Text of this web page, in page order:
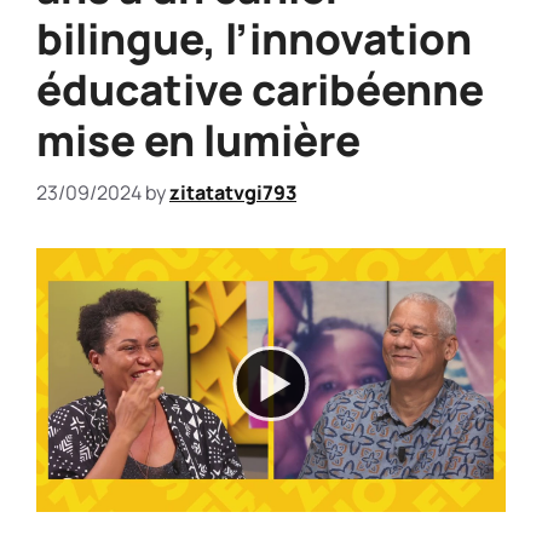
bilingue, l’innovation
éducative caribéenne
mise en lumière
23/09/2024byzitatatvgi793